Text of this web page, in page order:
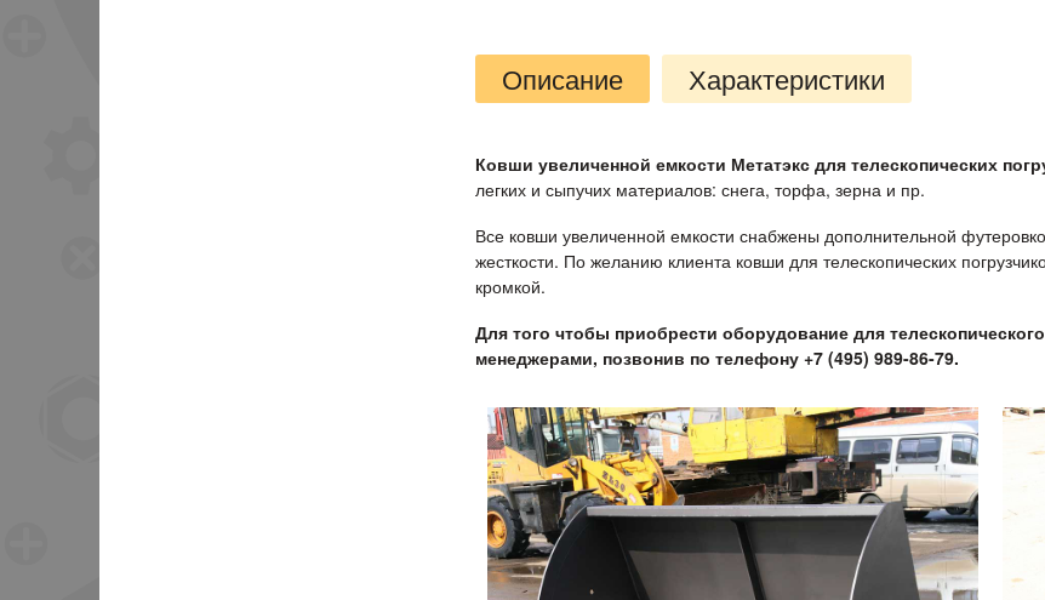
Описание Характеристики
Ковши увеличенной емкости Метатэкс для телескопических
легких и сыпучих материалов: снега, торфа, зерна и пр.
Все ковши увеличенной емкости снабжены дополнительной
жесткости. По желанию клиента ковши для телескопических
кромкой.
Для того чтобы приобрести оборудование для
менеджерами, позвонив по телефону +7 (495) 989-86-79.